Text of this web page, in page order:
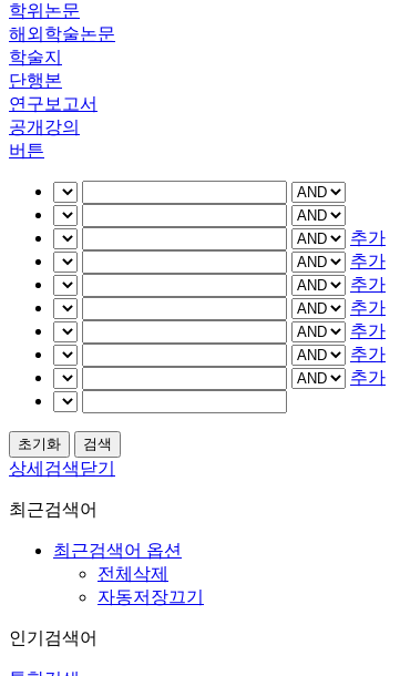
학위논문
해외학술논문
학술지
단행본
연구보고서
공개강의
버튼
추가
추가
추가
추가
추가
추가
추가
상세검색닫기
최근검색어
최근검색어 옵션
전체삭제
자동저장끄기
인기검색어